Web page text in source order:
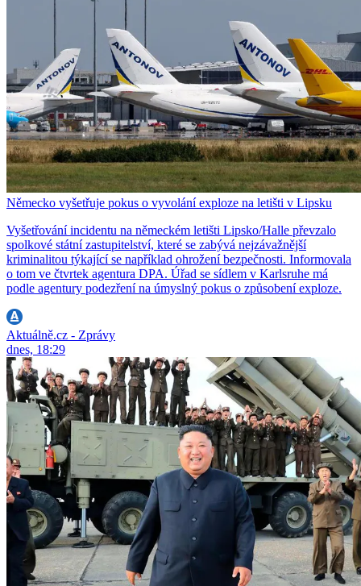
Německo vyšetřuje pokus o vyvolání exploze na letišti v Lipsku
Vyšetřování incidentu na německém letišti Lipsko/Halle převzalo
spolkové státní zastupitelství, které se zabývá nejzávažnější
kriminalitou týkající se například ohrožení bezpečnosti. Informovala
o tom ve čtvrtek agentura DPA. Úřad se sídlem v Karlsruhe má
podle agentury podezření na úmyslný pokus o způsobení exploze.
Aktuálně.cz - Zprávy
dnes, 18:29